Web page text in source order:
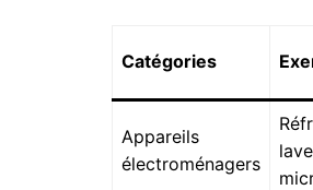
Catégories
Appareils
électroménagers